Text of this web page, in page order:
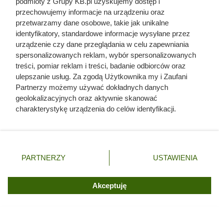
Certyfikaty pelletu: ENplus,
przechowujemy informacje na urządzeniu oraz
przetwarzamy dane osobowe, takie jak unikalne
identyfikatory, standardowe informacje wysyłane przez
urządzenie czy dane przeglądania w celu zapewniania
spersonalizowanych reklam, wybór spersonalizowanych
treści, pomiar reklam i treści, badanie odbiorców oraz
ulepszanie usług. Za zgodą Użytkownika my i Zaufani
Partnerzy możemy używać dokładnych danych
geolokalizacyjnych oraz aktywnie skanować
charakterystykę urządzenia do celów identyfikacji.
zmienić/wycofać klikając przycisk ustawień prywatności
znajdujący się w lewym dolnym rogu strony. Niektóre
użytkownika, ale masz prawo sprzeciwić się takiemu
przetwarzaniu. Preferencje będą miały zastosowania tylko
PARTNERZY USTAWIENIA
Akceptuję